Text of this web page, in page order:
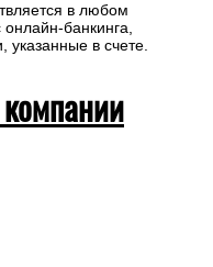
в любом
банкинга,
указанные в счете.